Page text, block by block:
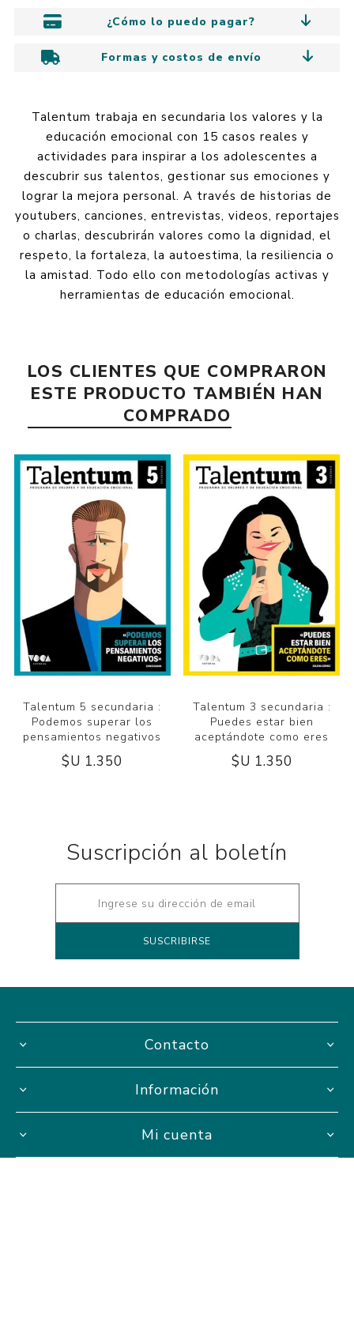
¿Cómo lo puedo pagar?
Formas y costos de envío
Talentum trabaja en secundaria los valores y la
educación emocional con 15 casos reales y
actividades para inspirar a los adolescentes a
descubrir sus talentos, gestionar sus emociones y
lograr la mejora personal. A través de historias de
youtubers, canciones, entrevistas, videos, reportajes
o charlas, descubrirán valores como la dignidad, el
respeto, la fortaleza, la autoestima, la resiliencia o
la amistad. Todo ello con metodologías activas y
herramientas de educación emocional.
LOS CLIENTES QUE COMPRARON
ESTE PRODUCTO TAMBIÉN HAN
COMPRADO
Talentum 5 secundaria :
Podemos superar los
pensamientos negativos
$U 1.350
Talentum 3 secundaria :
Puedes estar bien
aceptándote como eres
$U 1.350
Suscripción al boletín
Contacto
Información
Mi cuenta